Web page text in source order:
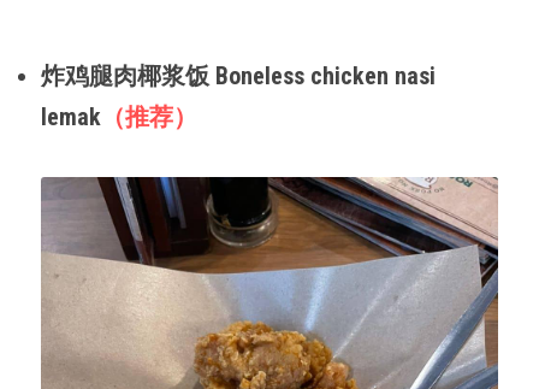
炸鸡腿肉椰浆饭 Boneless chicken nasi
lemak （推荐）